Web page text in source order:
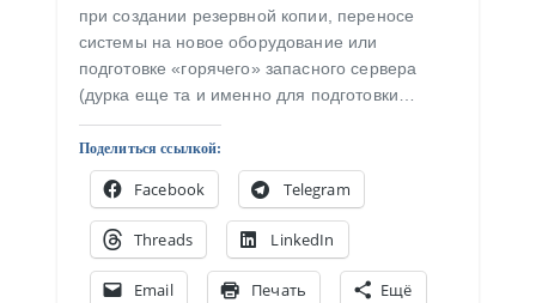
при создании резервной копии, переносе
системы на новое оборудование или
подготовке «горячего» запасного сервера
(дурка еще та и именно для подготовки…
Поделиться ссылкой:
Facebook Telegram
Threads LinkedIn
Email Печать Ещё